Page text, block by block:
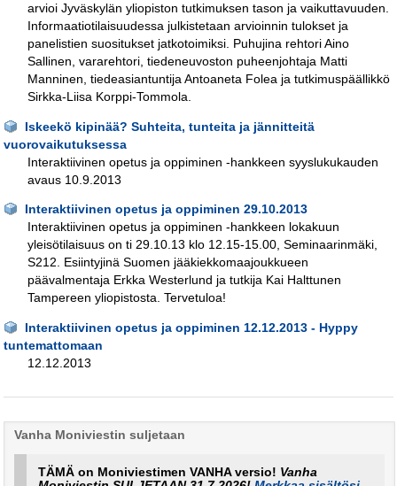
arvioi Jyväskylän yliopiston tutkimuksen tason ja vaikuttavuuden.
Informaatiotilaisuudessa julkistetaan arvioinnin tulokset ja
panelistien suositukset jatkotoimiksi. Puhujina rehtori Aino
Sallinen, vararehtori, tiedeneuvoston puheenjohtaja Matti
Manninen, tiedeasiantuntija Antoaneta Folea ja tutkimuspäällikkö
Sirkka-Liisa Korppi-Tommola.
Iskeekö kipinää? Suhteita, tunteita ja jännitteitä
vuorovaikutuksessa
Interaktiivinen opetus ja oppiminen -hankkeen syyslukukauden
avaus 10.9.2013
Interaktiivinen opetus ja oppiminen 29.10.2013
Interaktiivinen opetus ja oppiminen -hankkeen lokakuun
yleisötilaisuus on ti 29.10.13 klo 12.15-15.00, Seminaarinmäki,
S212. Esiintyjinä Suomen jääkiekkomaajoukkueen
päävalmentaja Erkka Westerlund ja tutkija Kai Halttunen
Tampereen yliopistosta. Tervetuloa!
Interaktiivinen opetus ja oppiminen 12.12.2013 - Hyppy
tuntemattomaan
12.12.2013
Vanha Moniviestin suljetaan
TÄMÄ on Moniviestimen VANHA versio! Vanha